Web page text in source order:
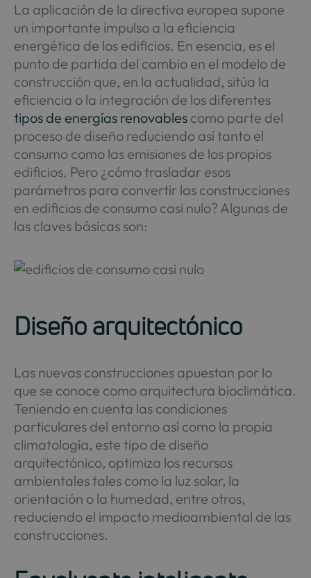
La aplicación de la directiva europea supone
un importante impulso a la eficiencia
energética de los edificios. En esencia, es el
punto de partida del cambio en el modelo de
construcción que, en la actualidad, sitúa la
eficiencia o la integración de los diferentes
tipos de energías renovablescomo parte del
proceso de diseño reduciendo así tanto el
consumo como las emisiones de los propios
edificios. Pero ¿cómo trasladar esos
parámetros para convertir las construcciones
en edificios de consumo casi nulo? Algunas de
las claves básicas son:
Diseño arquitectónico
Las nuevas construcciones apuestan por lo
que se conoce como arquitectura bioclimática.
Teniendo en cuenta las condiciones
particulares del entorno así como la propia
climatología, este tipo de diseño
arquitectónico, optimiza los recursos
ambientales tales como la luz solar, la
orientación o la humedad, entre otros,
reduciendo el impacto medioambiental de las
construcciones.